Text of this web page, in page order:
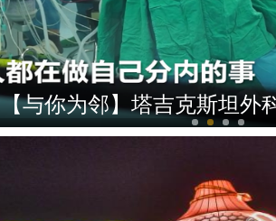
【与你为邻】塔吉克斯坦外